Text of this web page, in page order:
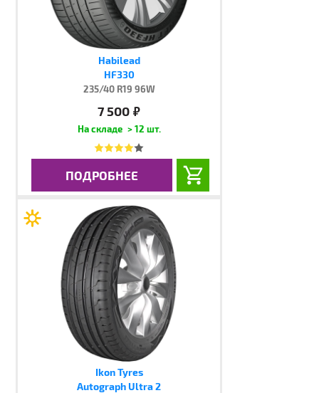
Habilead
HF330
235/40 R19 96W
7 500 руб.
> 12 шт.
ПОДРОБНЕЕ
Ikon Tyres
Autograph Ultra 2